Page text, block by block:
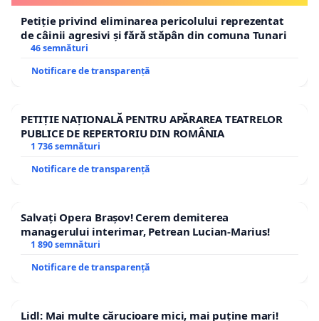
Petiție privind eliminarea pericolului reprezentat
de câinii agresivi și fără stăpân din comuna Tunari
46 semnături
Notificare de transparență
PETIȚIE NAȚIONALĂ PENTRU APĂRAREA TEATRELOR
PUBLICE DE REPERTORIU DIN ROMÂNIA
1 736 semnături
Notificare de transparență
Salvați Opera Brașov! Cerem demiterea
managerului interimar, Petrean Lucian-Marius!
1 890 semnături
Notificare de transparență
Lidl: Mai multe cărucioare mici, mai puține mari!